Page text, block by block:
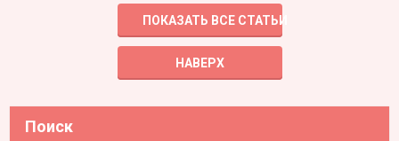
ПОКАЗАТЬ ВСЕ СТАТЬИ
НАВЕРХ
Поиск